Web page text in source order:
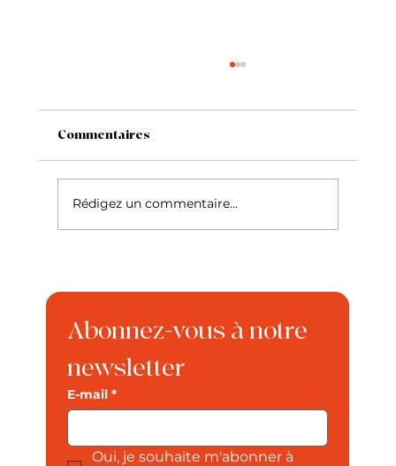
Commentaires
Rédigez un commentaire...
Abonnez-vous à notre
newsletter
E-mail *
Oui, je souhaite m'abonner à